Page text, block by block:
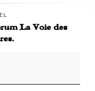
La Voie des